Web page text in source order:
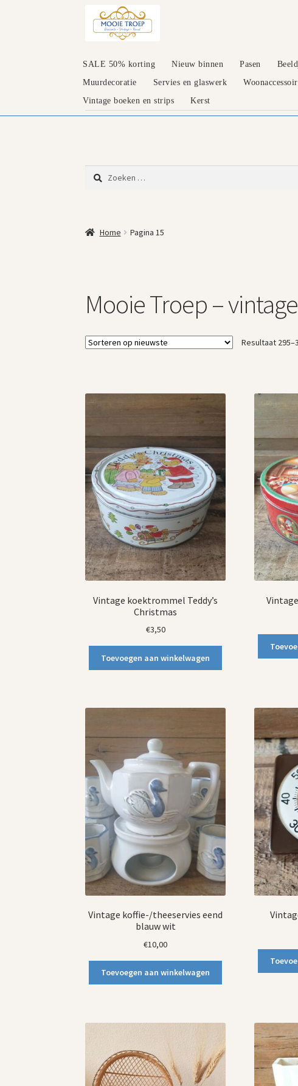
door
naar
SALE 50% korting Nieuw binnen Pasen
Muurdecoratie
Servies en glaswerk
Vintage boeken en strips
Kerst
Zoeken
naar:
Home Pagina 15
Mooie Troep –
Resultaat
Vintage koektrommel Teddy’s
Christmas
€3,50
Toevoegen aan winkelwagen
Vintage koffie-/theeservies eend
blauw wit
€10,00
Toevoegen aan winkelwagen